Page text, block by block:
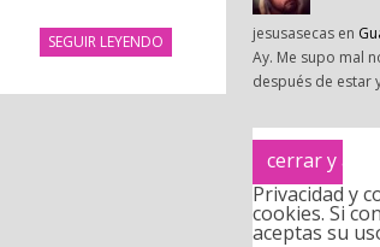
SEGUIR LEYENDO jesusasecas en
Ay. Me supo mal
después de estar
Privacidad y
cookies. Si
aceptas su